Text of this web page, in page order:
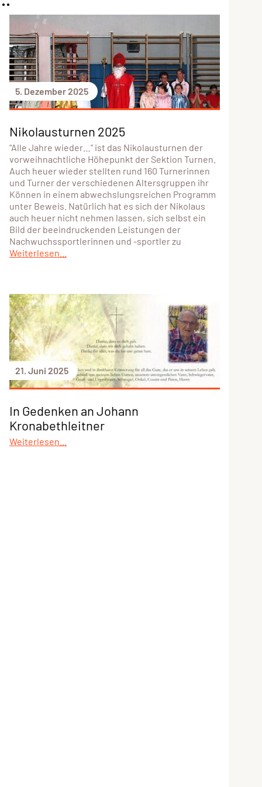
5. Dezember 2025
Nikolausturnen 2025
“Alle Jahre wieder…” ist das Nikolausturnen der
vorweihnachtliche Höhepunkt der Sektion Turnen.
Auch heuer wieder stellten rund 160 Turnerinnen
und Turner der verschiedenen Altersgruppen ihr
Können in einem abwechslungsreichen Programm
unter Beweis. Natürlich hat es sich der Nikolaus
auch heuer nicht nehmen lassen, sich selbst ein
Bild der beeindruckenden Leistungen der
Nachwuchssportlerinnen und -sportler zu
Weiterlesen...
21. Juni 2025
In Gedenken an Johann
Kronabethleitner
Weiterlesen...